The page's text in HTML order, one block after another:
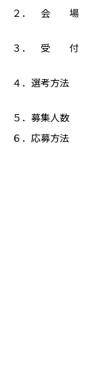
２． 会 場
３． 受 付
４．選考方法
５．募集人数
６．応募方法